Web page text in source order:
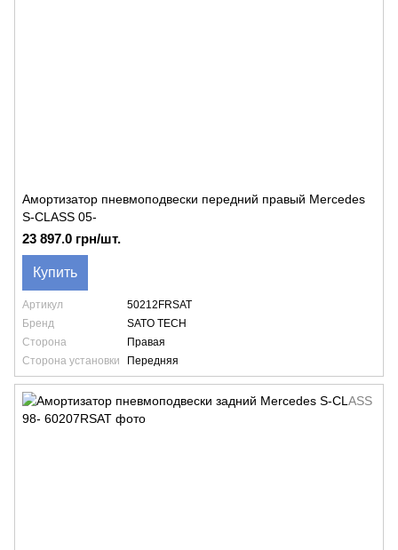
Амортизатор пневмоподвески передний правый Mercedes
S-CLASS 05-
23 897.0 грн/шт.
Купить
Артикул
50212FRSAT
Бренд
SATO TECH
Сторона
Правая
Сторона установки
Передняя